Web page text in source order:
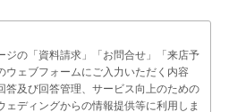
ジの「資料請求」「お問合せ」「来店予
ウェブフォームにご入力いただく内容
答及び回答管理、サービス向上のための
ェディングからの情報提供等に利用しま